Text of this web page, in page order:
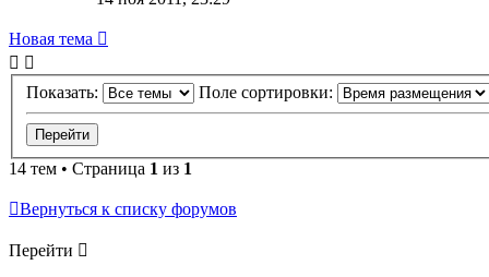
Новая
тема
Новая тема
Показать: Поле сортировки:
14 тем • Страница 1 из 1
Вернуться к списку форумов
Перейти